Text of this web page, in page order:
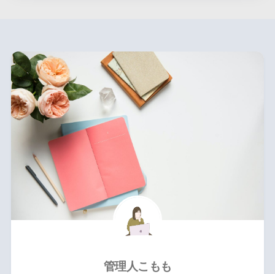
管理人こもも